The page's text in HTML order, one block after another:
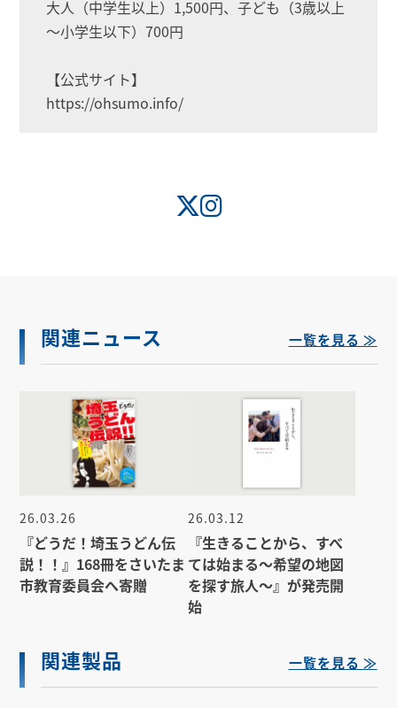
大人（中学生以上）1,500円、子ども（3歳以上
～小学生以下）700円
【公式サイト】
https://ohsumo.info/
関連ニュース 一覧を見る ≫
26.03.26
『どうだ！埼玉うどん伝
説！！』168冊をさいたま
市教育委員会へ寄贈
26.03.12
『生きることから、すべ
ては始まる～希望の地図
を探す旅人～』が発売開
始
関連製品 一覧を見る ≫